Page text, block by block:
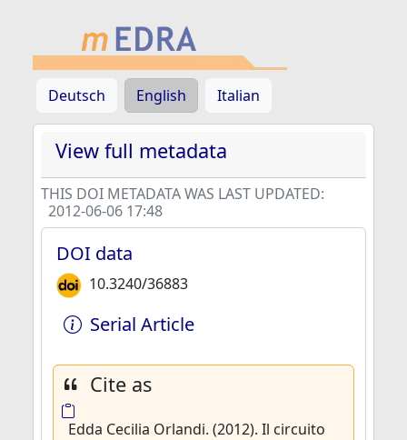
Deutsch English Italian
View full metadata
THIS DOI METADATA WAS LAST UPDATED:
2012-06-06 17:48
DOI data
10.3240/36883
Serial Article
Cite as
Edda Cecilia Orlandi. (2012). Il circuito